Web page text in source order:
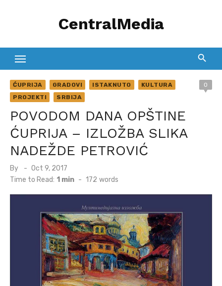
CentralMedia
ĆUPRIJA GRADOVI ISTAKNUTO
KULTURA
PROJEKTI
SRBIJA
0
POVODOM DANA OPŠTINE
ĆUPRIJA – IZLOŽBA SLIKA
NADEŽDE PETROVIĆ
By
Posted
on
Oct 9, 2017
Time to Read: 1 min - 172 words